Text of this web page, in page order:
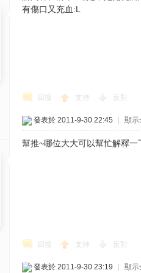
有傷口又充血:L
回復 支持 反對
發表於 2011-9-30 22:45 顯示
幫推~哪位大大可以幫忙解釋一
回復 支持 反對
發表於 2011-9-30 23:19 顯示